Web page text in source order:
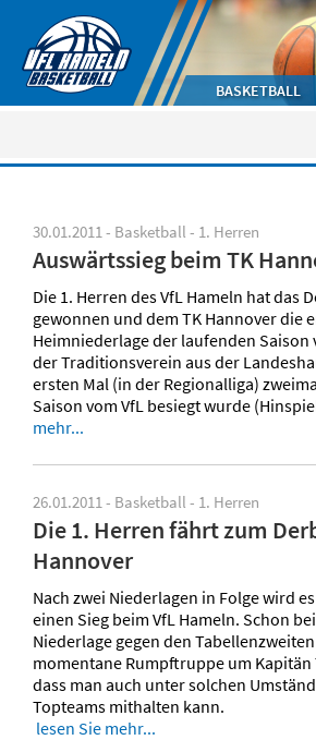
BASKETBALL
30.01.2011 - Basketball - 1. Herren
Auswärtssieg beim TK
Die 1. Herren des VfL Hameln hat das
gewonnen und dem TK Hannover die
Heimniederlage der laufenden Saison
der Traditionsverein aus der
ersten Mal (in der Regionalliga)
Saison vom VfL besiegt wurde
mehr...
26.01.2011 - Basketball - 1. Herren
Die 1. Herren fährt zum
Hannover
Nach zwei Niederlagen in Folge wird
einen Sieg beim VfL Hameln. Schon
Niederlage gegen den
momentane Rumpftruppe um Kapitän
dass man auch unter solchen
Topteams mithalten kann.
lesen Sie mehr...